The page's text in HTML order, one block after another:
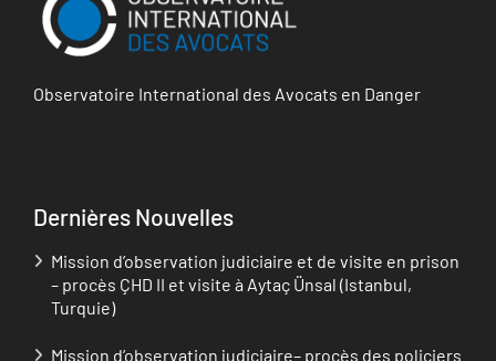
Observatoire International des Avocats en Danger
Dernières Nouvelles
Mission d’observation judiciaire et de visite en prison
– procès ÇHD II et visite à Aytaç Ünsal (Istanbul,
Turquie)
Mission d’observation judiciaire– procès des policiers